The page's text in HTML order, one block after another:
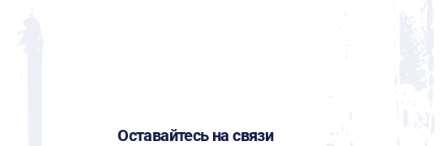
Оставайтесь на связи